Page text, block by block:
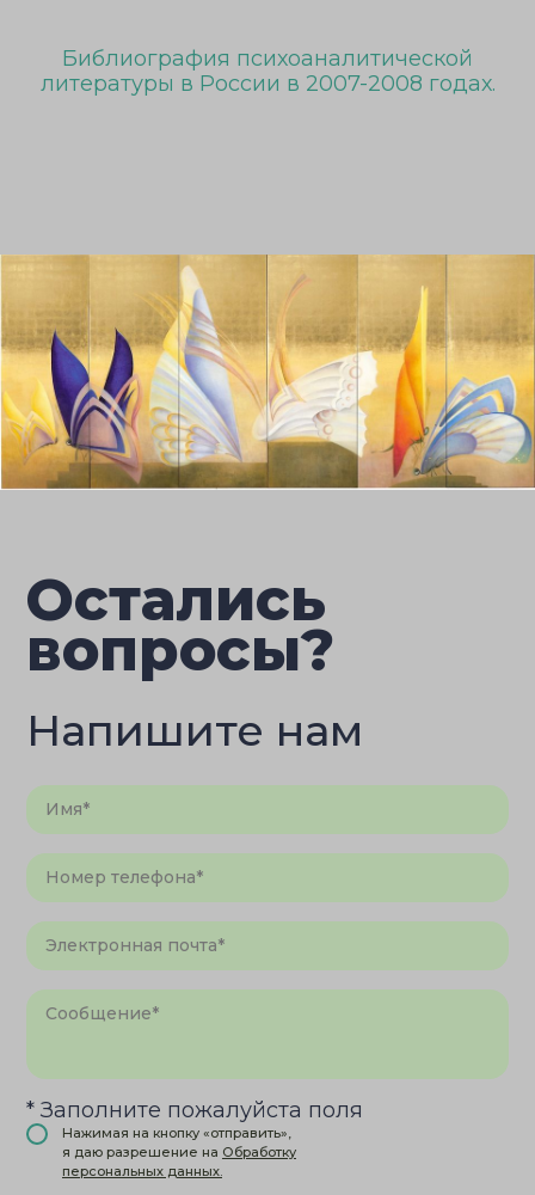
Библиография психоаналитической
литературы в России в 2007-2008 годах.
Остались
вопросы?
Напишите нам
* Заполните пожалуйста поля
Нажимая на кнопку «отправить»,
я даю разрешение на Обработку
персональных данных.